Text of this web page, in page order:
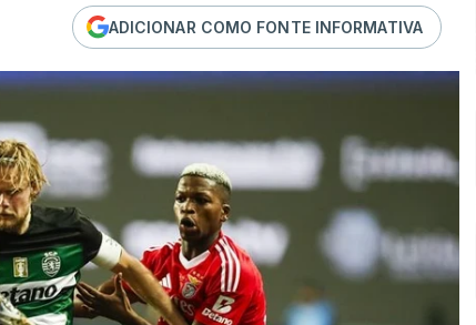
ADICIONAR COMO FONTE INFORMATIVA